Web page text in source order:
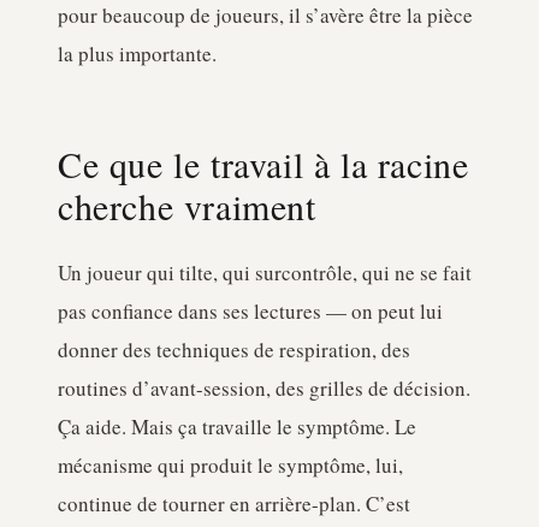
pour beaucoup de joueurs, il s’avère être la pièce
la plus importante.
Ce que le travail à la racine
cherche vraiment
Un joueur qui tilte, qui surcontrôle, qui ne se fait
pas confiance dans ses lectures — on peut lui
donner des techniques de respiration, des
routines d’avant-session, des grilles de décision.
Ça aide. Mais ça travaille le symptôme. Le
mécanisme qui produit le symptôme, lui,
continue de tourner en arrière-plan. C’est